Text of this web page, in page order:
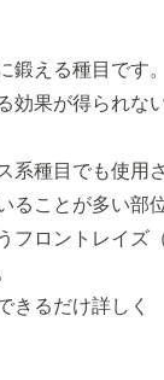
鍛える種目です。
効果が得られな
系種目でも使用
ことが多い部
フロントレイズ
きるだけ詳しく